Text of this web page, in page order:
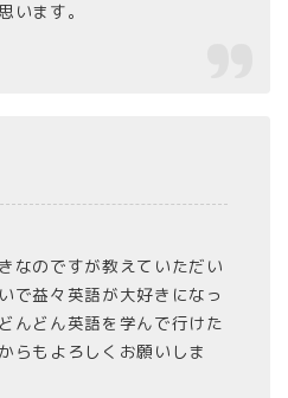
います。
なのですが教えていただい
で益々英語が大好きになっ
んどん英語を学んで行けた
らもよろしくお願いしま